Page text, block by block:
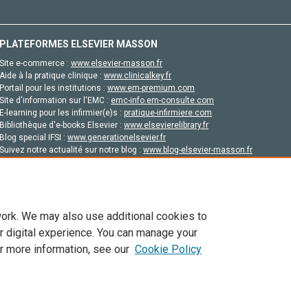
PLATEFORMES ELSEVIER MASSON
Site e-commerce : www.elsevier-masson.fr
Aide à la pratique clinique : www.clinicalkey.fr
Portail pour les institutions : www.em-premium.com
Site d'information sur l'EMC : emc-info.em-consulte.com
E-learning pour les infirmier(e)s : pratique-infirmiere.com
Bibliothèque d'e-books Elsevier : www.elsevierelibrary.fr
Blog special IFSI : www.generationelsevier.fr
Suivez notre actualité sur notre blog : www.blog-elsevier-masson.fr
concédants de licence et ses contributeurs. Tout les droits sont réservés,
Pour tout contenu en libre accès, les conditions de licence
We may also use additional cookies to
experience. You can manage your
more information, see our Cookie Policy